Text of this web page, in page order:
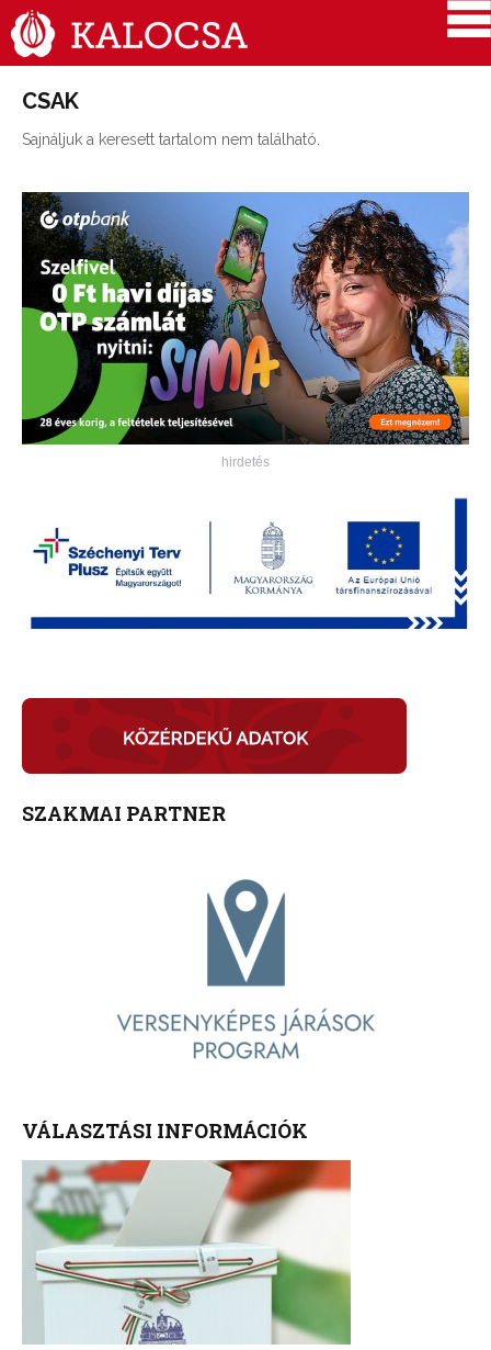
CSAK
Sajnáljuk a keresett tartalom nem található.
hirdetés
SZAKMAI PARTNER
VÁLASZTÁSI INFORMÁCIÓK